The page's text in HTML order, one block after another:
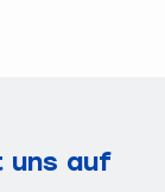
uns auf